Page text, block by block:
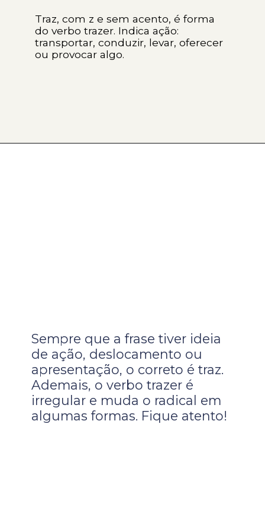
Traz, com z e sem acento, é forma
do verbo trazer. Indica ação:
transportar, conduzir, levar, oferecer
ou provocar algo.
Sempre que a frase tiver ideia
de ação, deslocamento ou
apresentação, o correto é traz.
Ademais, o verbo trazer é
irregular e muda o radical em
algumas formas. Fique atento!